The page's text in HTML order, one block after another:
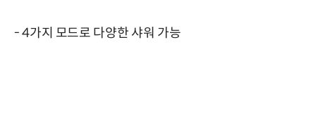
- 4가지 모드로 다양한 샤워 가능